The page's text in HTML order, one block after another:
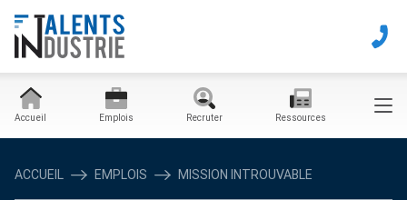
Accueil Emplois Recruter Ressources
ACCUEIL EMPLOIS MISSION INTROUVABLE